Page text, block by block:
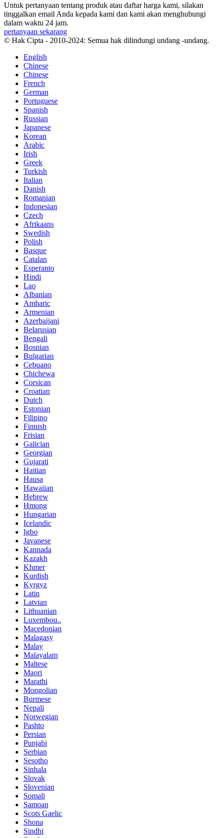
Untuk pertanyaan tentang produk atau daftar harga kami, silakan
tinggalkan email Anda kepada kami dan kami akan menghubungi
dalam waktu 24 jam.
pertanyaan sekarang
© Hak Cipta - 2010-2024: Semua hak dilindungi undang -undang.
English
Chinese
Chinese
French
German
Portuguese
Spanish
Russian
Japanese
Korean
Arabic
Irish
Greek
Turkish
Italian
Danish
Romanian
Indonesian
Czech
Afrikaans
Swedish
Polish
Basque
Catalan
Esperanto
Hindi
Lao
Albanian
Amharic
Armenian
Azerbaijani
Belarusian
Bengali
Bosnian
Bulgarian
Cebuano
Chichewa
Corsican
Croatian
Dutch
Estonian
Filipino
Finnish
Frisian
Galician
Georgian
Gujarati
Haitian
Hausa
Hawaiian
Hebrew
Hmong
Hungarian
Icelandic
Igbo
Javanese
Kannada
Kazakh
Khmer
Kurdish
Kyrgyz
Latin
Latvian
Lithuanian
Luxembou..
Macedonian
Malagasy
Malay
Malayalam
Maltese
Maori
Marathi
Mongolian
Burmese
Nepali
Norwegian
Pashto
Persian
Punjabi
Serbian
Sesotho
Sinhala
Slovak
Slovenian
Somali
Samoan
Scots Gaelic
Shona
Sindhi